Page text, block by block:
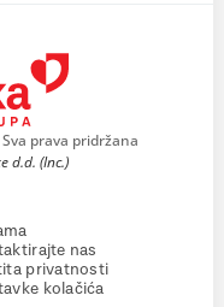
prava pridržana
d.d. (Inc.)
nas
privatnosti
kolačića